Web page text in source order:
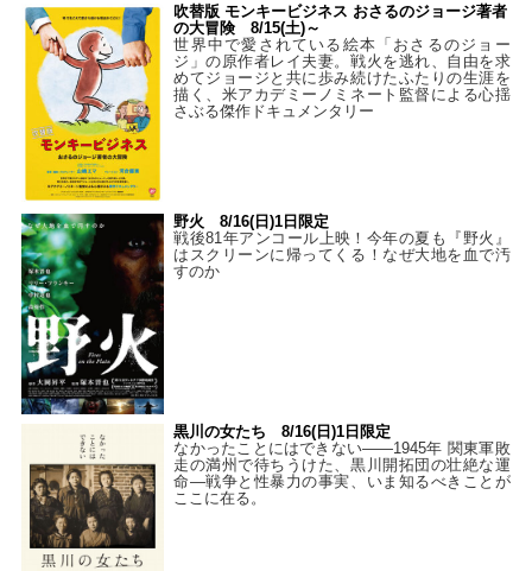
吹替版 モンキービジネス おさるのジョージ著者
の大冒険 8/15(土)～
世界中で愛されている絵本「おさるのジョー
ジ」の原作者レイ夫妻。戦火を逃れ、自由を求
めてジョージと共に歩み続けたふたりの生涯を
描く、米アカデミーノミネート監督による心揺
さぶる傑作ドキュメンタリー
野火 8/16(日)1日限定
戦後81年アンコール上映！今年の夏も『野火』
はスクリーンに帰ってくる！なぜ大地を血で汚
すのか
黒川の女たち 8/16(日)1日限定
なかったことにはできない——1945年 関東軍敗
走の満州で待ちうけた、黒川開拓団の壮絶な運
命―戦争と性暴力の事実、いま知るべきことが
ここに在る。